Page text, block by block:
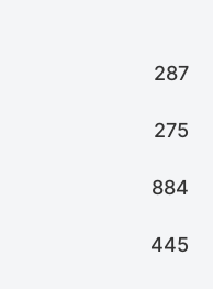
287
275
884
445